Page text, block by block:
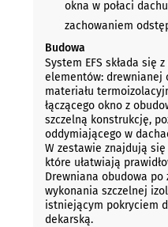
okna w połaci
zachowaniem
Budowa
System EFS składa się
elementów: drewnianej
materiału
łączącego okno z
szczelną konstrukcję,
oddymiającego w
W zestawie znajdują
które ułatwiają
Drewniana obudowa
wykonania szczelnej
istniejącym pokryciem
dekarską.